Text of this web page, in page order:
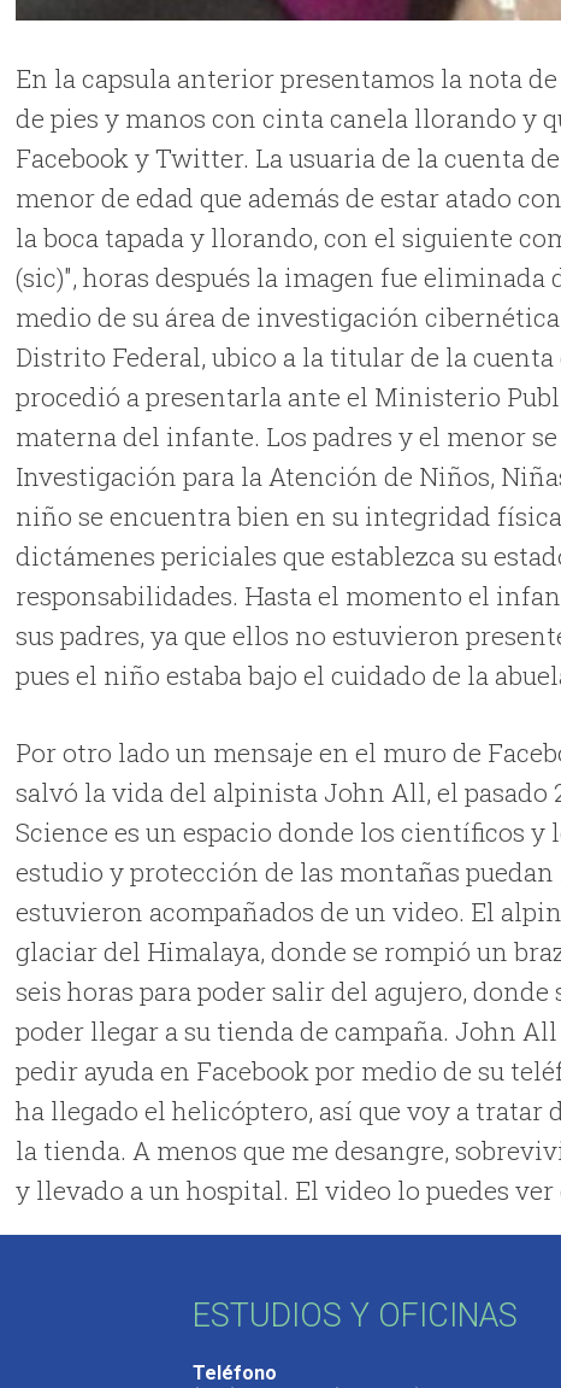
En la capsula anterior presentamos la nota
de pies y manos con cinta canela llorando y
Facebook y Twitter. La usuaria de la cuenta
menor de edad que además de estar atado
la boca tapada y llorando, con el siguiente
(sic)", horas después la imagen fue
medio de su área de investigación
Distrito Federal, ubico a la titular de la
procedió a presentarla ante el Ministerio
materna del infante. Los padres y el menor
Investigación para la Atención de Niños,
niño se encuentra bien en su integridad
dictámenes periciales que establezca su
responsabilidades. Hasta el momento el
sus padres, ya que ellos no estuvieron
pues el niño estaba bajo el cuidado de la
Por otro lado un mensaje en el muro de
salvó la vida del alpinista John All, el pasado
Science es un espacio donde los científicos y
estudio y protección de las montañas
estuvieron acompañados de un video. El
glaciar del Himalaya, donde se rompió un
seis horas para poder salir del agujero,
poder llegar a su tienda de campaña. John
pedir ayuda en Facebook por medio de su
ha llegado el helicóptero, así que voy a
la tienda. A menos que me desangre,
y llevado a un hospital. El video lo puedes
ESTUDIOS Y OFICINAS
Teléfono